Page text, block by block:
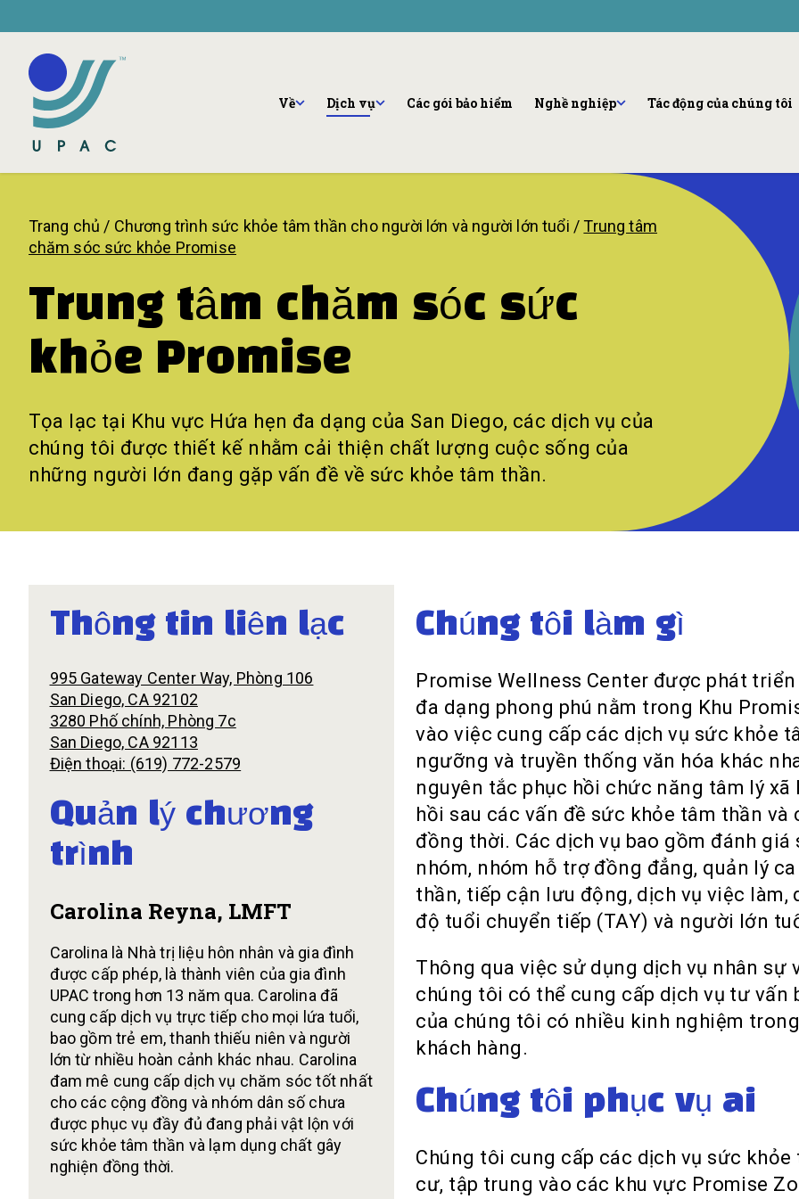
Về
Dịch vụ
Community
Các gói bảo hiểm Nghề nghiệp
Tác động của chúng tôi
Trang chủ / Chương trình sức khỏe tâm thần cho người lớn và người lớn tuổi /Trung tâm
chăm sóc sức khỏe Promise
Trung tâm chăm sóc sức
khỏe Promise
Tọa lạc tại Khu vực Hứa hẹn đa dạng của San Diego, các dịch vụ của
chúng tôi được thiết kế nhằm cải thiện chất lượng cuộc sống của
những người lớn đang gặp vấn đề về sức khỏe tâm thần.
Thông tin liên lạc
995 Gateway Center Way, Phòng 106
San Diego, CA 92102
3280 Phố chính, Phòng 7c
San Diego, CA 92113
Điện thoại: (619) 772-2579
Quản lý chương
trình
Carolina Reyna, LMFT
Carolina là Nhà trị liệu hôn nhân và gia đình
được cấp phép, là thành viên của gia đình
UPAC trong hơn 13 năm qua. Carolina đã
cung cấp dịch vụ trực tiếp cho mọi lứa tuổi,
bao gồm trẻ em, thanh thiếu niên và người
lớn từ nhiều hoàn cảnh khác nhau. Carolina
đam mê cung cấp dịch vụ chăm sóc tốt nhất
cho các cộng đồng và nhóm dân số chưa
được phục vụ đầy đủ đang phải vật lộn với
sức khỏe tâm thần và lạm dụng chất gây
nghiện đồng thời.
Chúng tôi làm gì
Promise Wellness Center được phát
đa dạng phong phú nằm trong Khu
vào việc cung cấp các dịch vụ sức khỏe
ngưỡng và truyền thống văn hóa khác
nguyên tắc phục hồi chức năng tâm lý
hồi sau các vấn đề sức khỏe tâm thần
đồng thời. Các dịch vụ bao gồm đánh
nhóm, nhóm hỗ trợ đồng đẳng, quản lý
thần, tiếp cận lưu động, dịch vụ việc
độ tuổi chuyển tiếp (TAY) và người lớn
Thông qua việc sử dụng dịch vụ nhân sự
chúng tôi có thể cung cấp dịch vụ tư
của chúng tôi có nhiều kinh nghiệm
khách hàng.
Chúng tôi phục vụ ai
Chúng tôi cung cấp các dịch vụ sức
cư, tập trung vào các khu vực Promise